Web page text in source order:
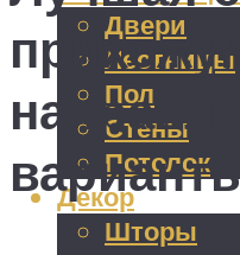
Двери
Лестницы
Пол
Стены
Потолок
Декор
Шторы